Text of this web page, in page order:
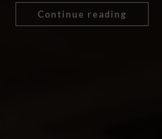
Continue reading